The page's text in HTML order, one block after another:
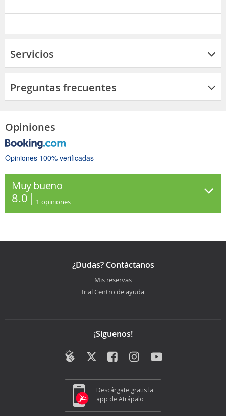
Servicios
Preguntas frecuentes
Opiniones
Opiniones 100% verificadas
Muy bueno
8.0 1 opiniones
¿Dudas? Contáctanos
Mis reservas
Ir al Centro de ayuda
¡Síguenos!
Descárgate gratis la
app de Atrápalo